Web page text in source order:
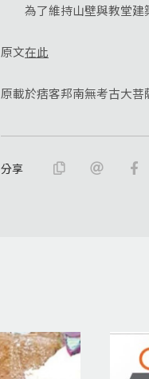
為了維持山壁與教堂建
原文在此
原載於痞客邦南無考古大菩
分享